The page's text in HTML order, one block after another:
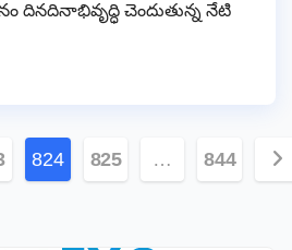
దినదినాభివృద్ధి చెందుతున్న నేటి
824 825 … 844